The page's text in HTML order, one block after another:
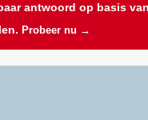
antwoord op basis
Probeer nu →